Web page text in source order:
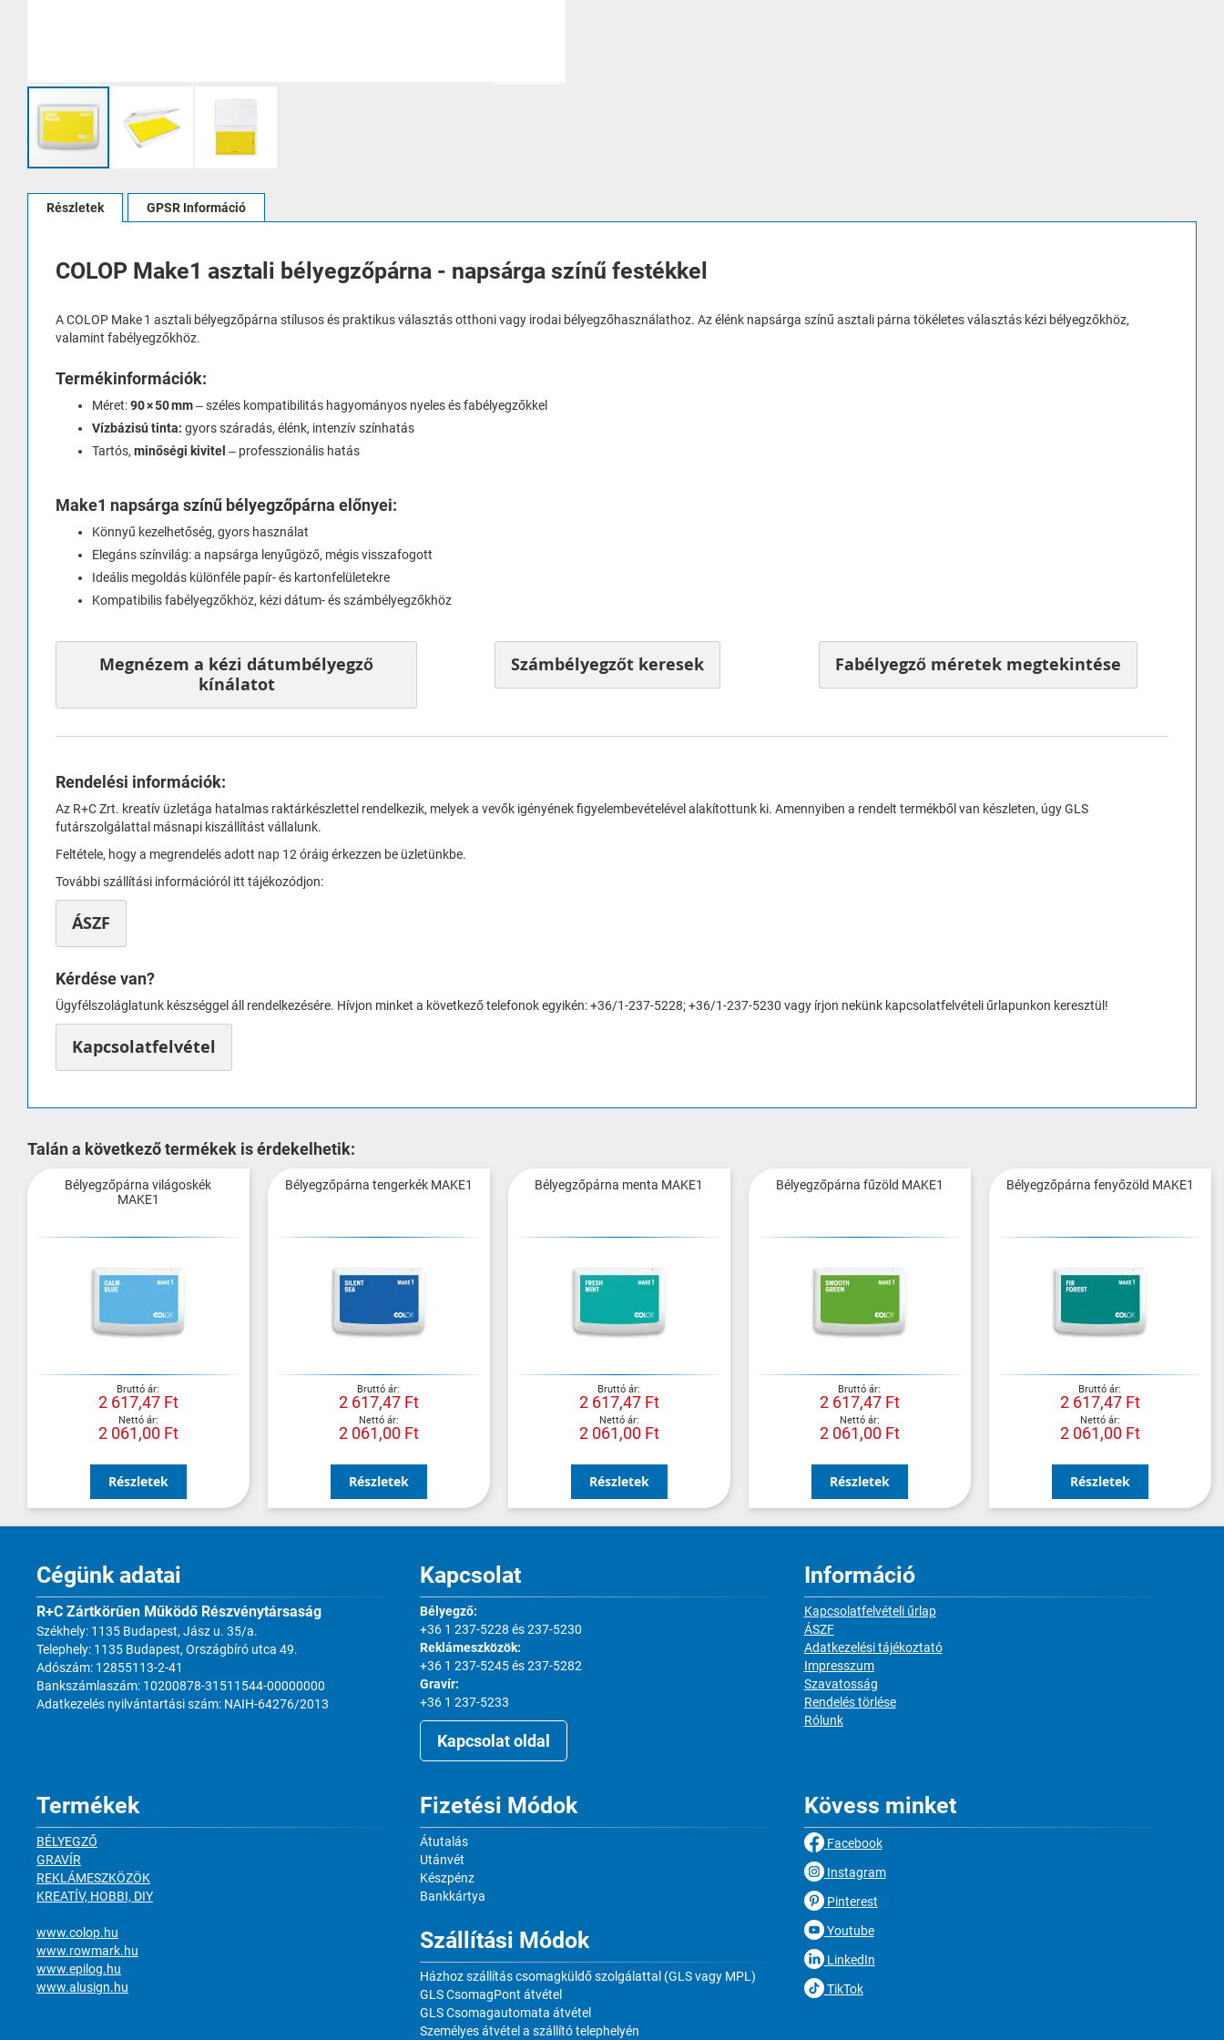
a
képgaléria
Részletek
COLOP Make1 asztali bélyegzőpárna - napsárga színű festékkel
A COLOP Make 1 asztali bélyegzőpárna stílusos és praktikus választás otthoni vagy irodai bélyegzőhasználathoz. Az élénk napsárga színű asztali párna tökéletes választás kézi bélyegzőkhöz,
valamint fabélyegzőkhöz.
Termékinformációk:
Méret:90 × 50 mm– széles kompatibilitás hagyományos nyeles és fabélyegzőkkel
Vízbázisú tinta: gyors száradás, élénk, intenzív színhatás
Tartós, minőségi kivitel – professzionális hatás
Make1 napsárga színű bélyegzőpárna előnyei:
Könnyű kezelhetőség, gyors használat
Elegáns színvilág: a napsárga lenyűgöző, mégis visszafogott
Ideális megoldás különféle papír- és kartonfelületekre
Kompatibilis fabélyegzőkhöz, kézi dátum- és számbélyegzőkhöz
Megnézem a kézi dátumbélyegző
kínálatot
Számbélyegzőt keresek Fabélyegző méretek megtekintése
Rendelési információk:
Az R+C Zrt. kreatív üzletága hatalmas raktárkészlettel rendelkezik, melyek a vevők igényének figyelembevételével alakítottunk ki. Amennyiben a rendelt termékből van készleten, úgy GLS
futárszolgálattal másnapi kiszállítást vállalunk.
Feltétele, hogy a megrendelés adott nap 12 óráig érkezzen be üzletünkbe.
További szállítási információról itt tájékozódjon:
ÁSZF
Kérdése van?
Ügyfélszoláglatunk készséggel áll rendelkezésére. Hívjon minket a következő telefonok egyikén: +36/1-237-5228; +36/1-237-5230 vagy írjon nekünk kapcsolatfelvételi űrlapunkon keresztül!
Kapcsolatfelvétel
GPSR Információ
Talán a következő termékek is érdekelhetik:
Bélyegzőpárna világoskék
MAKE1
2 617,47 Ft
2 061,00 Ft
Részletek
Bélyegzőpárna tengerkék MAKE1
2 617,47 Ft
2 061,00 Ft
Részletek
Bélyegzőpárna menta MAKE1
2 617,47 Ft
2 061,00 Ft
Részletek
Bélyegzőpárna fűzöld MAKE1
2 617,47 Ft
2 061,00 Ft
Részletek
Bélyegzőpárna fenyőzöld MAKE1
2 617,47 Ft
2 061,00 Ft
Részletek
Cégünk adatai
R+C Zártkörűen Működő Részvénytársaság
Székhely: 1135 Budapest, Jász u. 35/a.
Telephely: 1135 Budapest, Országbíró utca 49.
Adószám: 12855113-2-41
Bankszámlaszám: 10200878-31511544-00000000
Adatkezelés nyilvántartási szám: NAIH-64276/2013
Kapcsolat
Bélyegző:
+36 1 237-5228 és 237-5230
Reklámeszközök:
+36 1 237-5245 és 237-5282
Gravír:
+36 1 237-5233
Kapcsolat oldal
Információ
Kapcsolatfelvételi űrlap
ÁSZF
Adatkezelési tájékoztató
Impresszum
Szavatosság
Rendelés törlése
Rólunk
Termékek
BÉLYEGZŐ
GRAVÍR
REKLÁMESZKÖZÖK
KREATÍV, HOBBI, DIY
www.colop.hu
www.rowmark.hu
www.epilog.hu
www.alusign.hu
Fizetési Módok
Átutalás
Utánvét
Készpénz
Bankkártya
Szállítási Módok
Házhoz szállítás csomagküldő szolgálattal (GLS vagy MPL)
GLS CsomagPont átvétel
GLS Csomagautomata átvétel
Személyes átvétel a szállító telephelyén
Kövess minket
Facebook
Instagram
Pinterest
Youtube
LinkedIn
TikTok